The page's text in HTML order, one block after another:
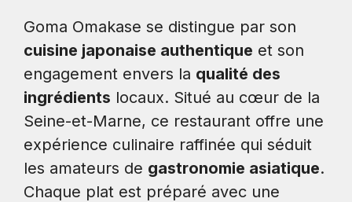
Goma Omakase se distingue par son
cuisine japonaise authentique et son
engagement envers la qualité des
ingrédients locaux. Situé au cœur de la
Seine-et-Marne, ce restaurant offre une
expérience culinaire raffinée qui séduit
les amateurs de gastronomie asiatique.
Chaque plat est préparé avec une